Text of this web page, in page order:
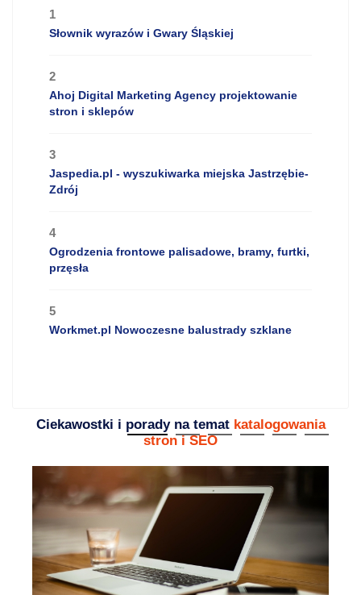
1
Słownik wyrazów i Gwary Śląskiej
2
Ahoj Digital Marketing Agency projektowanie
stron i sklepów
3
Jaspedia.pl - wyszukiwarka miejska Jastrzębie-
Zdrój
4
Ogrodzenia frontowe palisadowe, bramy, furtki,
przęsła
5
Workmet.pl Nowoczesne balustrady szklane
Ciekawostki i porady na temat katalogowania
stron i SEO